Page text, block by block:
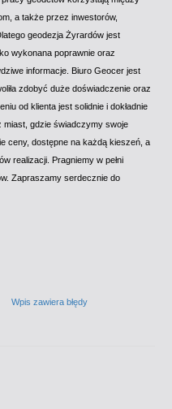
a także przez inwestorów,
geodezja Żyrardów jest
wykonana poprawnie oraz
informacje. Biuro Geocer jest
zdobyć duże doświadczenie oraz
od klienta jest solidnie i dokładnie
miast, gdzie świadczymy swoje
ceny, dostępne na każdą kieszeń, a
realizacji. Pragniemy w pełni
Zapraszamy serdecznie do
Wpis zawiera błędy